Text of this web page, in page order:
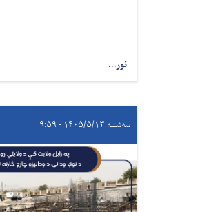
نور...
سه‌شنبه ۱۴۰۵/۵/۱۳ - ۹:۵۹